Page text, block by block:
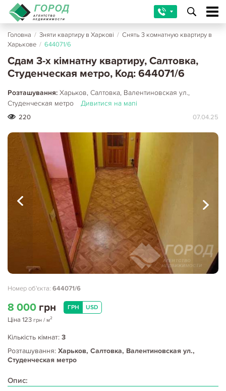
Головна / Зняти квартиру в Харкові / Снять 3 комнатную квартиру в
Харькове / 644071/6
Сдам 3-х кімнатну квартиру, Салтовка,
Студенческая метро, Код: 644071/6
Розташування: Харьков, Салтовка, Валентиновская ул.,
Студенческая метро
Дивитися на мапі
220 07.04.25
Номер об'єкта: 644071/6
8 000 грн ГРН USD
Ціна 123 грн / м2
Кількість кімнат: 3
Розташування: Харьков, Салтовка, Валентиновская ул.,
Студенческая метро
Опис: